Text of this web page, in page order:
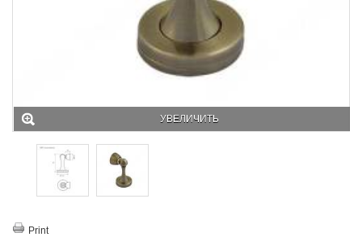
УВЕЛИЧИТЬ
Print